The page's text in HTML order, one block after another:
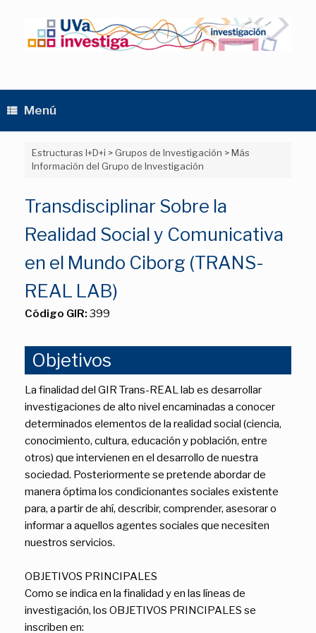
contenido
Menú
Estructuras I+D+i > Grupos de Investigación >Más
Información del Grupo de Investigación
Transdisciplinar Sobre la
Realidad Social y Comunicativa
en el Mundo Ciborg (TRANS-
REAL LAB)
Código GIR: 399
Objetivos
La finalidad del GIR Trans-REAL lab es desarrollar
investigaciones de alto nivel encaminadas a conocer
determinados elementos de la realidad social (ciencia,
conocimiento, cultura, educación y población, entre
otros) que intervienen en el desarrollo de nuestra
sociedad. Posteriormente se pretende abordar de
manera óptima los condicionantes sociales existente
para, a partir de ahí, describir, comprender, asesorar o
informar a aquellos agentes sociales que necesiten
nuestros servicios.
OBJETIVOS PRINCIPALES
Como se indica en la finalidad y en las líneas de
investigación, los OBJETIVOS PRINCIPALES se
inscriben en: